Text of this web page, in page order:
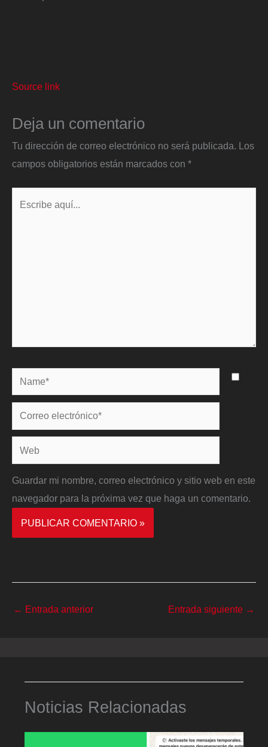
Source link
Deja un comentario
Tu dirección de correo electrónico no será publicada. Los
campos obligatorios están marcados con *
Name*
Correo
electrónico*
Web
Guardar mi nombre, correo electrónico y sitio web en este
navegador para la próxima vez que haga un comentario.
← Entrada anterior Entrada siguiente →
Noticias Relacionadas